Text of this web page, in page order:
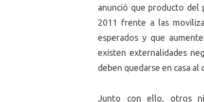
anunció que producto del
2011 frente a las
esperados y que
existen externalidades
deben quedarse en casa al
Junto con ello, otros